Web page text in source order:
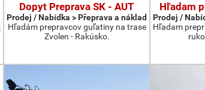
Dopyt Preprava SK - AUT
Prodej / Nabídka > Přeprava a náklad
Hľadám prepravcov guľatiny na trase
Zvolen - Rakúsko.
Hľadam
Prodej /
Hľadam